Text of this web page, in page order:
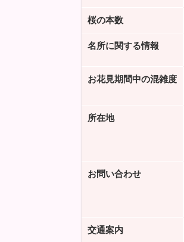
桜の本数
名所に関する情報
お花見期間中の混雑度
所在地
お問い合わせ
交通案内